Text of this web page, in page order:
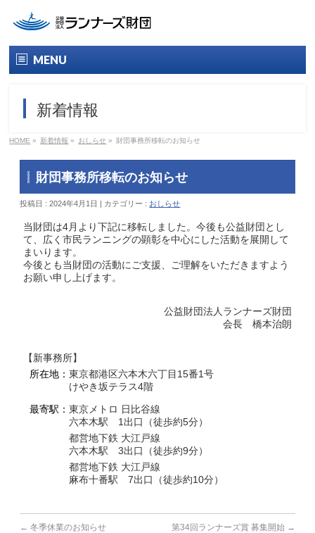
MENU
役員名簿
情報公開
ランナーズ賞
今年のランナーズ賞
お問い合わせ
新着情報
HOME » 新着情報 » おしらせ » 財団事務所移転のお知らせ
財団事務所移転のお知らせ
投稿日 : 2024年4月1日 | カテゴリー : おしらせ
当財団は4月より下記に移転しました。今後も公益財団とし
て、広く市民ランニングの顕彰を中心にした活動を展開して
まいります。
今後とも当財団の活動にご支援、ご理解をいただきますよう
お願い申し上げます。
公益財団法人ランナーズ財団
会長 橋本治朗
【新事務所】
所在地：東京都港区六本木六丁目15番1号
けやき坂テラス4階
最寄駅：東京メトロ 日比谷線
六本木駅 1出口（徒歩約5分）
都営地下鉄 大江戸線
六本木駅 3出口（徒歩約9分）
都営地下鉄 大江戸線
麻布十番駅 7出口（徒歩約10分）
← 冬季休業のお知らせ 第34回ランナーズ賞 募集開始 →